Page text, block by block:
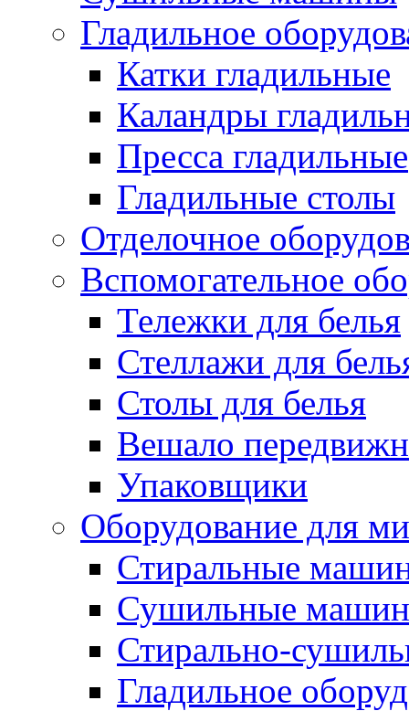
Гладильное
Катки гладильные
Каландры
Пресса гладильные
Гладильные столы
Отделочное
Вспомогательное
Тележки для белья
Стеллажи для
Столы для белья
Вешало
Упаковщики
Оборудование для
Стиральные
Сушильные
Стирально-
Гладильное